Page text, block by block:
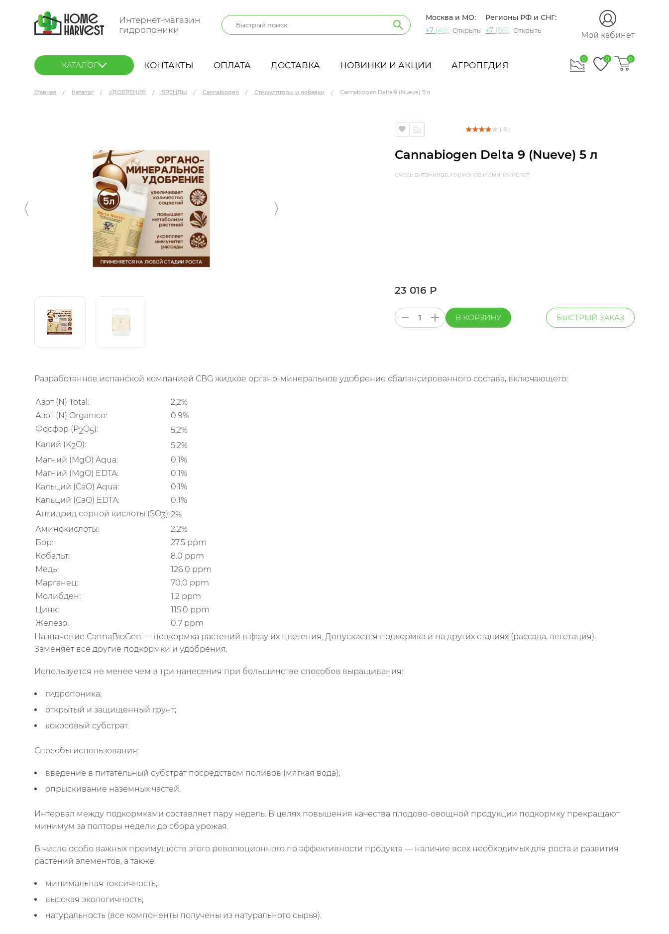
Интернет-магазин
гидропоники
Москва и МО:
+7 (495) 721-60-15
Открыть
Регионы РФ и СНГ:
+7 (965) 420-10-10
Открыть Мой кабинет
КАТАЛОГ КОНТАКТЫ ОПЛАТА ДОСТАВКА НОВИНКИ И АКЦИИ АГРОПЕДИЯ
0 0 0
Главная Каталог УДОБРЕНИЯ БРЕНДЫ Cannabiogen Стимуляторы и добавки Cannabiogen Delta 9 (Nueve) 5 л
( 8 )
Cannabiogen Delta 9 (Nueve) 5 л
смесь витаминов, гормонов и аминокислот
23 016 Р
В КОРЗИНУ БЫСТРЫЙ ЗАКАЗ
Разработанное испанской компанией CBG жидкое органо-минеральное удобрение сбалансированного состава, включающего:
Азот (N) Total:
2.2%
Азот (N) Organico:
0.9%
Фосфор (P2O5):
5.2%
Калий (K2O):
5.2%
Магний (MgO) Aqua:
0.1%
Магний (MgO) EDTA:
0.1%
Кальций (CaO) Aqua:
0.1%
Кальций (CaO) EDTA:
0.1%
Ангидрид серной кислоты (SO3):2%
Аминокислоты:
2.2%
Бор:
27.5 ppm
Кобальт:
8.0 ppm
Медь:
126.0 ppm
Марганец:
70.0 ppm
Молибден:
1.2 ppm
Цинк:
115.0 ppm
Железо:
0.7 ppm
Назначение CannaBioGen — подкормка растений в фазу их цветения. Допускается подкормка и на других стадиях (рассада, вегетация).
Заменяет все другие подкормки и удобрения.
Используется не менее чем в три нанесения при большинстве способов выращивания:
гидропоника;
открытый и защищенный грунт;
кокосовый субстрат.
Способы использования:
введение в питательный субстрат посредством поливов (мягкая вода);
опрыскивание наземных частей.
Интервал между подкормками составляет пару недель. В целях повышения качества плодово-овощной продукции подкормку прекращают
минимум за полторы недели до сбора урожая.
В числе особо важных преимуществ этого революционного по эффективности продукта — наличие всех необходимых для роста и развития
растений элементов, а также:
минимальная токсичность;
высокая экологичность;
натуральность (все компоненты получены из натурального сырья).